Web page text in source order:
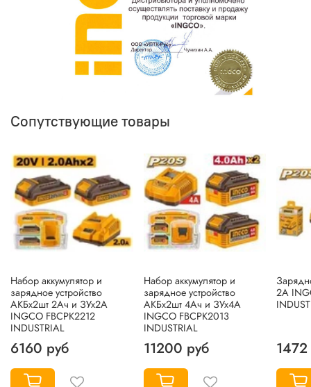
Сопутствующие товары
Набор аккумулятор и
зарядное устройство
АКБх2шт 2Ач и ЗУх2А
INGCO FBCPK2212
INDUSTRIAL
6160 руб
Набор аккумулятор и
зарядное устройство
АКБх2шт 4Ач и ЗУх4А
INGCO FBCPK2013
INDUSTRIAL
11200 руб
2А